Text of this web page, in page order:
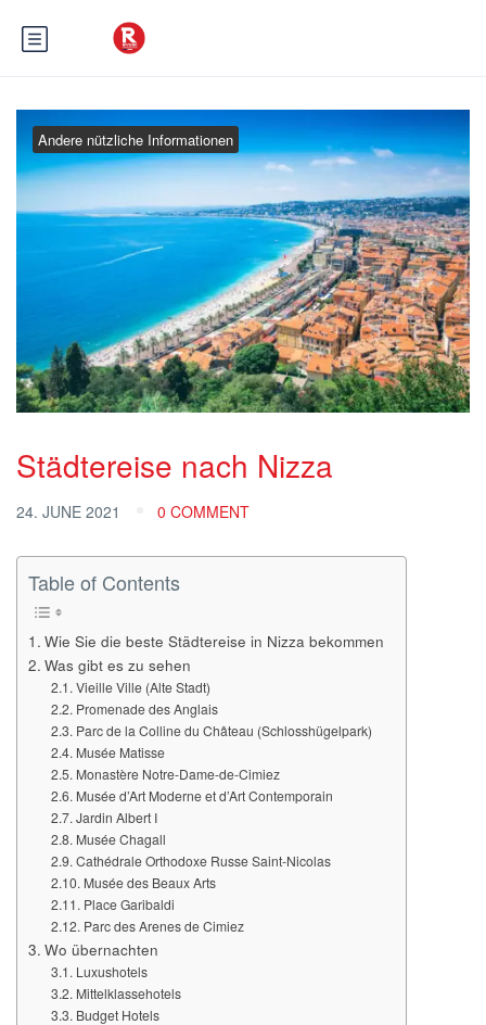
Andere nützliche Informationen
Städtereise nach Nizza
24. JUNE 2021 0 COMMENT
Table of Contents
Wie Sie die beste Städtereise in Nizza bekommen
Was gibt es zu sehen
Vieille Ville (Alte Stadt)
Promenade des Anglais
Parc de la Colline du Château (Schlosshügelpark)
Musée Matisse
Monastère Notre-Dame-de-Cimiez
Musée d’Art Moderne et d’Art Contemporain
Jardin Albert I
Musée Chagall
Cathédrale Orthodoxe Russe Saint-Nicolas
Musée des Beaux Arts
Place Garibaldi
Parc des Arenes de Cimiez
Wo übernachten
Luxushotels
Mittelklassehotels
Budget Hotels